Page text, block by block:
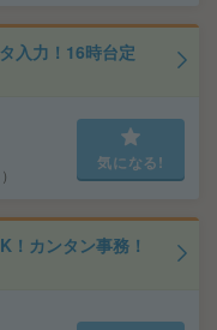
入力！16時台定
気になる!
！カンタン事務！